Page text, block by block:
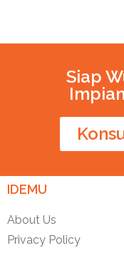
Siap
IDEMU
About Us
Privacy Policy